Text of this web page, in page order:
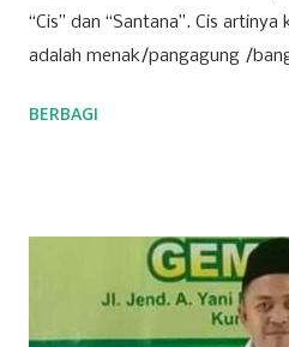
“Cis” dan “Santana”. Cis
adalah menak/pangagung /
pangagung/ bangsawan, atau
bangsawan/ningrat,
cerita leluhur, Cis = keris dari
tersebut melayang dan jatuh di
BERBAGI